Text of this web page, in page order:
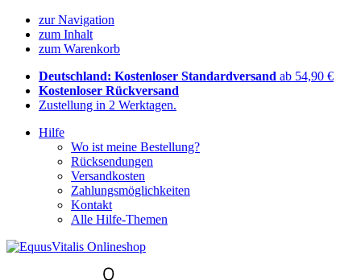
zur Navigation
zum Inhalt
zum Warenkorb
Deutschland: Kostenloser Standardversand ab 54,90 €
Kostenloser Rückversand
Zustellung in 2 Werktagen.
Hilfe
Wo ist meine Bestellung?
Rücksendungen
Versandkosten
Zahlungsmöglichkeiten
Kontakt
Alle Hilfe-Themen